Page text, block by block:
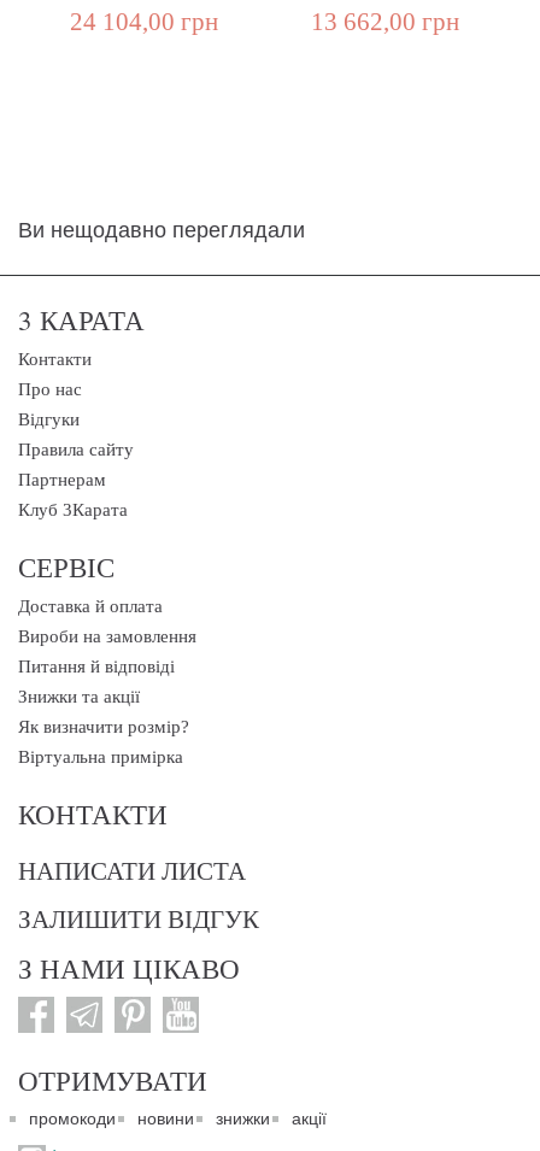
24 104,00 грн 13 662,00 грн
Ви нещодавно переглядали
3 КАРАТА
Контакти
Про нас
Відгуки
Правила сайту
Партнерам
Клуб 3Карата
СЕРВІС
Доставка й оплата
Вироби на замовлення
Питання й відповіді
Знижки та акції
Як визначити розмір?
Віртуальна примірка
КОНТАКТИ
НАПИСАТИ ЛИСТА
ЗАЛИШИТИ ВІДГУК
З НАМИ ЦІКАВО
ОТРИМУВАТИ
промокоди новини знижки акції